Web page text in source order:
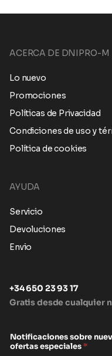
ACERCA DE DNIPRO-M
Lo nuevo
Promociones
Políticas de Privacidad
Condiciones de uso y
Política de cookies
AYUDA
Servicio
Devoluciones
Envio
+34 650 23 93 17
Gratis desde cualquier
Notificaciones sobre
ofertas especiales*